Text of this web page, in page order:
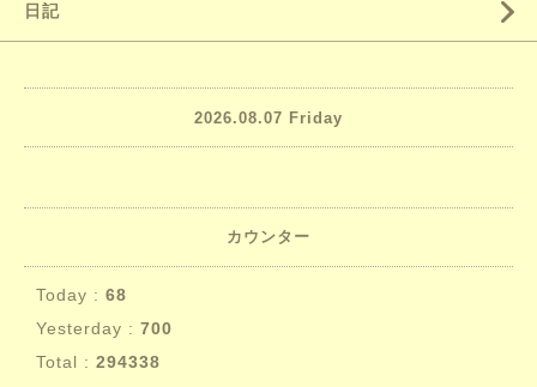
日記
2026.08.07 Friday
カウンター
Today : 68
Yesterday : 700
Total : 294338